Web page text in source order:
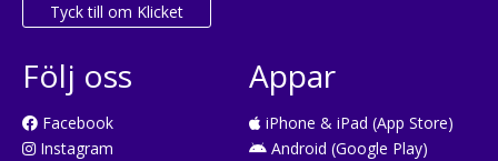
Tyck till om Klicket
Följ oss
Facebook
Instagram
Appar
iPhone & iPad (App Store)
Android (Google Play)